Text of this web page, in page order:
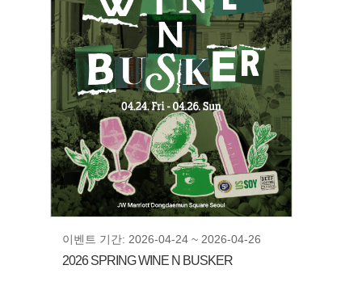
이벤트 기간: 2026-04-24 ~ 2026-04-26
2026 SPRING WINE N BUSKER